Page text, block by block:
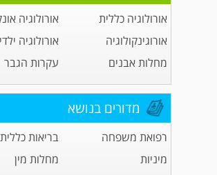
אורולוגיה כללית
אורולוגיה
אורוגינקולוגיה
אורולוגיה
מחלות אבנים
עקרות הגבר
מדורים בנושא
רפואת משפחה
בריאות כללית
מיניות
מחלות מין